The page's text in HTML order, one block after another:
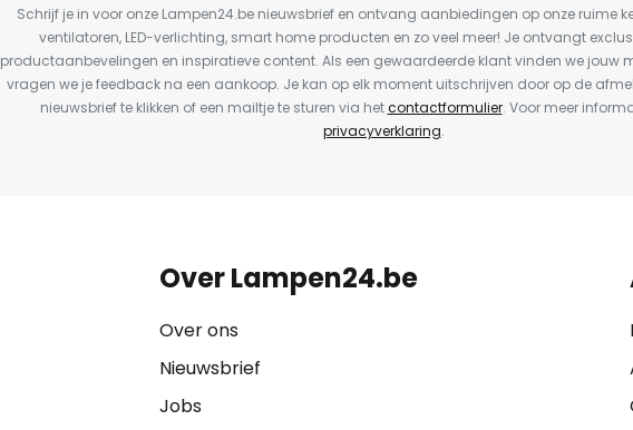
Schrijf je in voor onze Lampen24.be nieuwsbrief en ontvang aanbiedingen op onze ruime
ventilatoren, LED-verlichting, smart home producten en zo veel meer! Je ontvangt
productaanbevelingen en inspiratieve content. Als een gewaardeerde klant vinden we jouw
vragen we je feedback na een aankoop. Je kan op elk moment uitschrijven door op de
nieuwsbrief te klikken of een mailtje te sturen via hetcontactformulier. Voor meer
privacyverklaring.
Over Lampen24.be
Over ons
Nieuwsbrief
Jobs